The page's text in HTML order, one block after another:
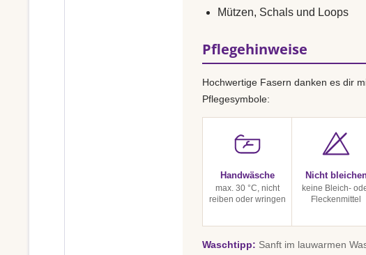
Mützen, Schals und Loops
Pflegehinweise
Hochwertige Fasern danken es dir
Pflegesymbole:
Handwäsche
max. 30 °C, nicht
reiben oder wringen
Nicht
keine Bleich-
Fleckenmittel
Waschtipp: Sanft im lauwarmen